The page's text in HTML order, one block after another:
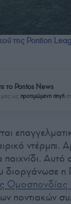
της Pontion
το Pontos News
μας ως προτιμώμενη πηγή
ντέρμπι.
παιχνίδι.
διοργάνωσε
ποντιακών